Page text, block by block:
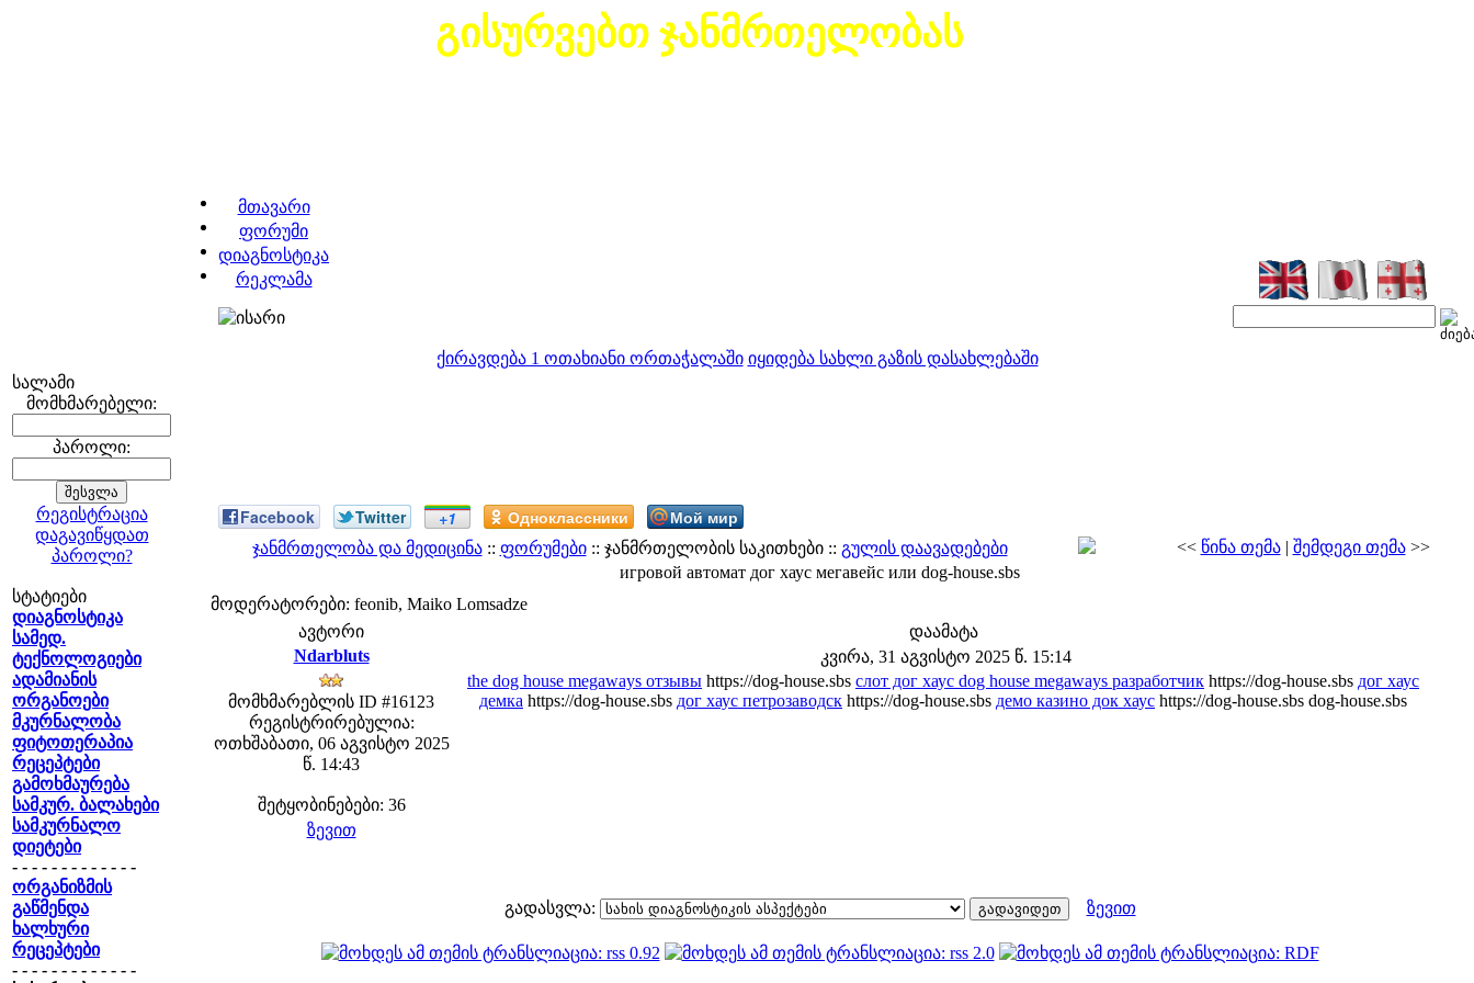
გისურვებთ ჯანმრთელობას
მთავარი
ფორუმი
დიაგნოსტიკა
რეკლამა
ქირავდება 1 ოთახიანი ორთაჭალაში იყიდება სახლი გაზის დასახლებაში
სალამი
მომხმარებელი:
პაროლი:
რეგისტრაცია
დაგავიწყდათ
პაროლი?
სტატიები
დიაგნოსტიკა
სამედ.
ტექნოლოგიები
ადამიანის
ორგანოები
მკურნალობა
ფიტოთერაპია
რეცეპტები
გამოხმაურება
სამკურ. ბალახები
სამკურნალო
დიეტები
- - - - - - - - - - - - -
ორგანიზმის
გაწმენდა
ხალხური
რეცეპტები
- - - - - - - - - - - - -
Facebook Twitter +1 Одноклассники Мой мир
ჯანმრთელობა და მედიცინა:: ფორუმები:: ჯანმრთელობის საკითხები :: გულის დაავადებები << წინა თემა| შემდეგი თემა>>
игровой автомат дог хаус мегавейс или dog-house.sbs
მოდერატორები: feonib, Maiko Lomsadze
ავტორი
დაამატა
Ndarbluts
კვირა, 31 აგვისტო 2025 წ. 15:14
მომხმარებლის ID #16123
რეგისტრირებულია:
ოთხშაბათი, 06 აგვისტო 2025
წ. 14:43
შეტყობინებები: 36
the dog house megaways отзывы https://dog-house.sbs слот дог хаус dog house megaways разработчик https://dog-house.sbs дог хаус
демка https://dog-house.sbs дог хаус петрозаводск https://dog-house.sbs демо казино док хаус https://dog-house.sbs dog-house.sbs
ზევით
გადასვლა: ზევით